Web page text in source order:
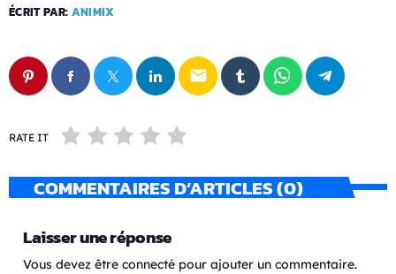
ÉCRIT PAR: ANIMIX
email
RATE IT
COMMENTAIRES D’ARTICLES (0)
Laisser une réponse
Vous devez être connecté pour ajouter un commentaire.